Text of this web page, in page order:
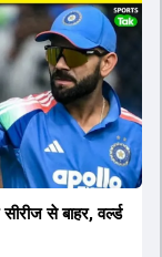
औसत वाले देवदत्त
स्क्वाड में पहले से
कर सकती है।
से बाहर, वर्ल्ड